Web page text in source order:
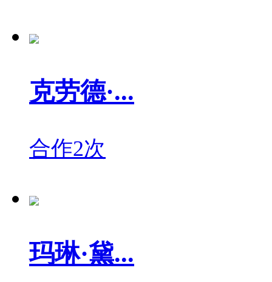
克劳德·...
合作2次
玛琳·黛...